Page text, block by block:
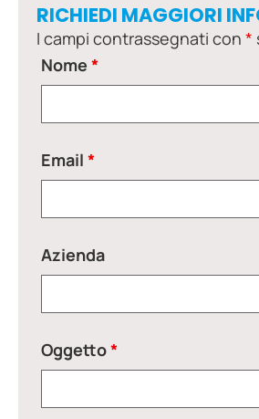
RICHIEDI MAGGIORI
I campi contrassegnati con *
Nome *
Email *
Azienda
Oggetto*